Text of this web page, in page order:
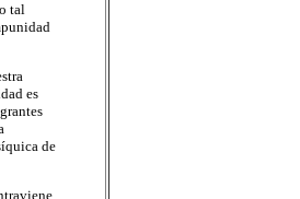
tal
es
de